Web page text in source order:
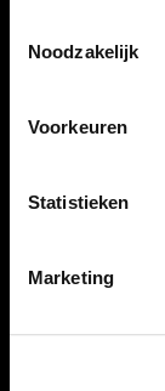
Noodzakelijk
Voorkeuren
Statistieken
Marketing